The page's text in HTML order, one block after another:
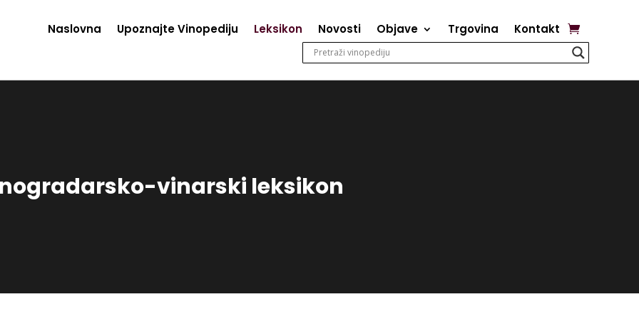
Naslovna Upoznajte Vinopediju Leksikon Novosti Objave Trgovina Kontakt
vinarski leksikon